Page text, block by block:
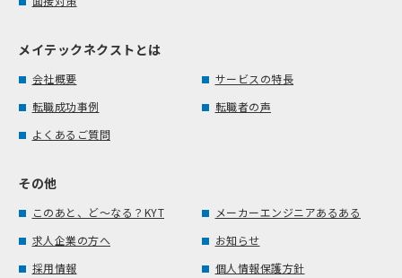
メイテックネクストとは
会社概要
サービスの特長
転職成功事例
転職者の声
よくあるご質問
その他
このあと、ど～なる？KYT
メーカーエンジニアあるある
求人企業の方へ
お知らせ
採用情報
個人情報保護方針